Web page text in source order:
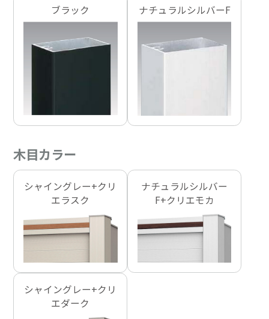
ブラック ナチュラルシルバーF
木目カラー
シャイングレー+クリ
エラスク
ナチュラルシルバー
F+クリエモカ
シャイングレー+クリ
エダーク